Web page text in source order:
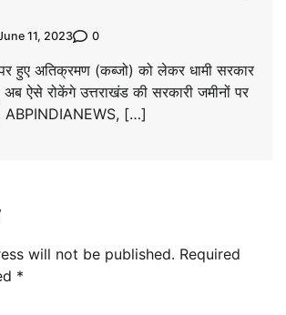
11, 2023 0
पर हुए अतिक्रमण (कब्जो) को लेकर धामी सरकार
ऐसे रोकेंगे उत्तराखंड की सरकारी जमीनों पर
ABPINDIANEWS, […]
will not be published. Required
*